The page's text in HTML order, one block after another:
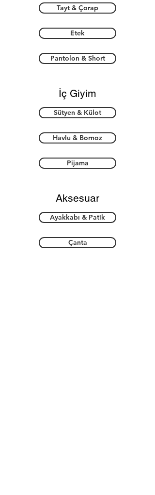
Tayt & Çorap
Etek
Pantolon & Short
İç Giyim
Sütyen & Külot
Havlu & Bornoz
Pijama
Aksesuar
Ayakkabı & Patik
Çanta